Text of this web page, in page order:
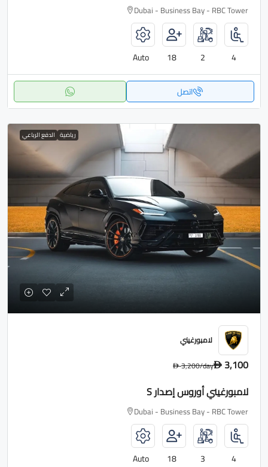
Dubai - Business Bay - RBC Tower
4
2
18
Auto
اتصل
رياضية الدفع الرباعي
لامبورغيني
D 3,100
D3,200/day
لامبورغيني أوروس إصدار S
Dubai - Business Bay - RBC Tower
4
3
18
Auto